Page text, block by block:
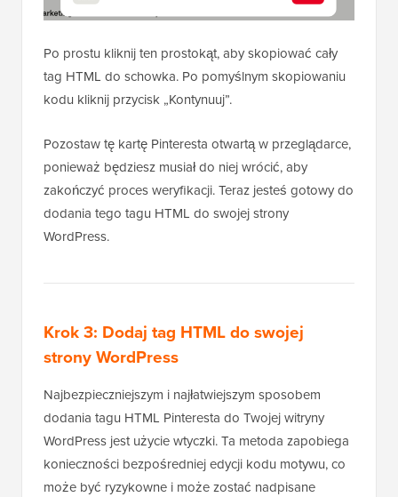
Po prostu kliknij ten prostokąt, aby skopiować cały
tag HTML do schowka. Po pomyślnym skopiowaniu
kodu kliknij przycisk „Kontynuuj”.
Pozostaw tę kartę Pinteresta otwartą w przeglądarce,
ponieważ będziesz musiał do niej wrócić, aby
zakończyć proces weryfikacji. Teraz jesteś gotowy do
dodania tego tagu HTML do swojej strony
WordPress.
Krok 3: Dodaj tag HTML do swojej
strony WordPress
Najbezpieczniejszym i najłatwiejszym sposobem
dodania tagu HTML Pinteresta do Twojej witryny
WordPress jest użycie wtyczki. Ta metoda zapobiega
konieczności bezpośredniej edycji kodu motywu, co
może być ryzykowne i może zostać nadpisane